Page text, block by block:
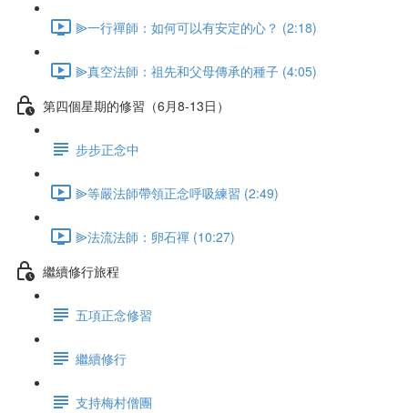
⫸一行禪師：如何可以有安定的心？ (2:18)
⫸真空法師：祖先和父母傳承的種子 (4:05)
第四個星期的修習（6月8-13日）
步步正念中
⫸等嚴法師帶領正念呼吸練習 (2:49)
⫸法流法師：卵石禪 (10:27)
繼續修行旅程
五項正念修習
繼續修行
支持梅村僧團